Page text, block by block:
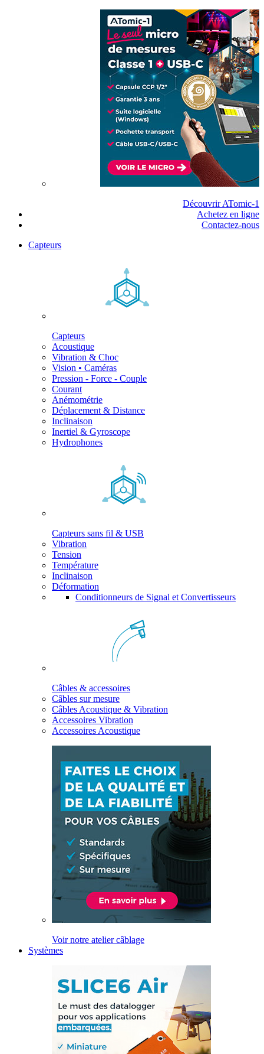
Découvrir ATomic-1
Achetez en ligne
Contactez-nous
Capteurs
Capteurs
Acoustique
Vibration & Choc
Vision • Caméras
Pression - Force - Couple
Courant
Anémométrie
Déplacement & Distance
Inclinaison
Inertiel & Gyroscope
Hydrophones
Capteurs sans fil & USB
Vibration
Tension
Température
Inclinaison
Déformation
Conditionneurs de Signal et Convertisseurs
Câbles & accessoires
Câbles sur mesure
Câbles Acoustique & Vibration
Accessoires Vibration
Accessoires Acoustique
Voir notre atelier câblage
Systèmes